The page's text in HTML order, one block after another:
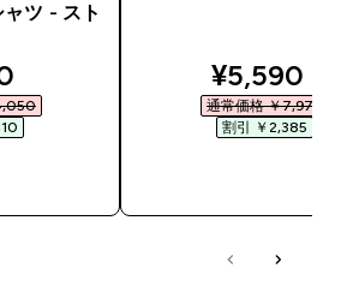
ツ - スト
price ¥5,590‎
通常価格 ￥7,975‎
割引 ￥2,385‎